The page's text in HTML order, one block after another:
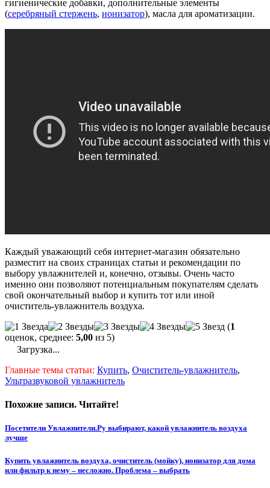
гигиенические добавки, дополнительные элементы
(серебряный стержень, ионизатор), масла для ароматизации.
Каждый уважающий себя интернет-магазин обязательно
разместит на своих страницах статьи и рекомендации по
выбору увлажнителей и, конечно, отзывы. Очень часто
именно они позволяют потенциальным покупателям сделать
свой окончательный выбор и купить тот или иной
очиститель-увлажнитель воздуха.
(1
оценок, среднее: 5,00 из 5)
Загрузка...
Главные темы статьи: Купить, Очиститель-увлажнитель,
Ультразвуковой увлажнитель
Похожие записи. Читайте!
Посетители Увлажнители.Ру выбирают, какой увлажнитель воздуха
лучше
Купить увлажнитель воздуха, очиститель (мойку), ионизатор для дома
или фильтр к нему – несложно. Проблема – выбрать